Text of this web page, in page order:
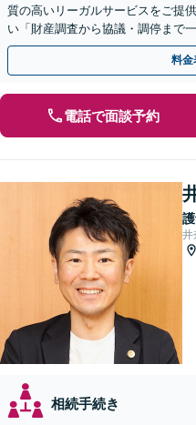
質の高いリーガルサービスをご提
い「財産調査から協議・調停まで
他士業と連携して対応」【完全個
料金
電話で面談予約
井
相続手続き